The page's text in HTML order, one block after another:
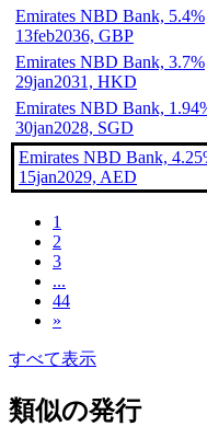
Emirates NBD Bank, 5.4%
13feb2036, GBP
Emirates NBD Bank, 3.7%
29jan2031, HKD
Emirates NBD Bank,
30jan2028, SGD
Emirates NBD Bank,
15jan2029, AED
1
2
3
...
44
»
すべて表示
類似の発行